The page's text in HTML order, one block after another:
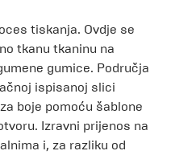
tiskanja. Ovdje se
tkanu tkaninu na
gumice. Područja
ispisanoj slici
boje pomoću šablone
Izravni prijenos na
i, za razliku od